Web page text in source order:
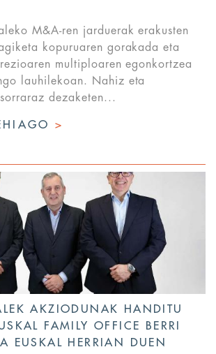
M&A-ren jarduerak erakusten
kopuruaren gorakada eta
multiploaren egonkortzea
lauhilekoan. Nahiz eta
dezaketen...
>
AKZIODUNAK HANDITU
FAMILY OFFICE BERRI
EUSKAL HERRIAN DUEN